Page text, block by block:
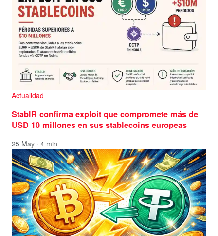
Actualidad
StablR confirma exploit que compromete más de
USD 10 millones en sus stablecoins europeas
25 May · 4 min